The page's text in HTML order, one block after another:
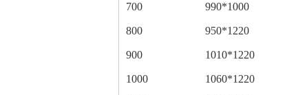
700 990*1000
800 950*1220
900 1010*1220
1000 1060*1220